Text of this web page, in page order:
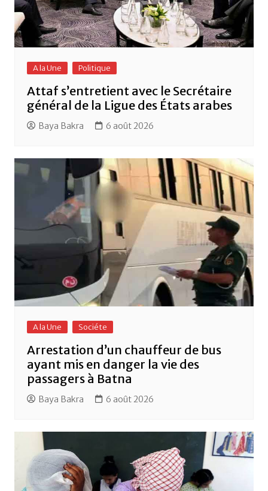
A la Une Politique
Attaf s’entretient avec le Secrétaire
général de la Ligue des États arabes
Baya Bakra 6 août 2026
A la Une Sociéte
Arrestation d’un chauffeur de bus
ayant mis en danger la vie des
passagers à Batna
Baya Bakra 6 août 2026